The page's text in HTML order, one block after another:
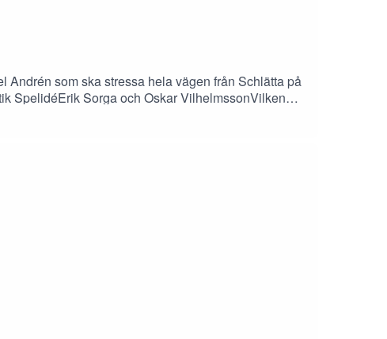
som ska stressa hela vägen från Schlätta på
SpelidéErik Sorga och Oskar VilhelmssonVilken
att du lyssnar!